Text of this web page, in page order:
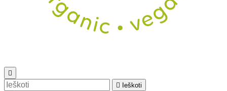


Ieškoti